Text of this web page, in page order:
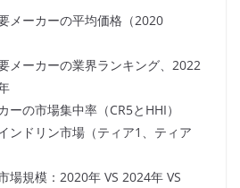
メーカーの平均価格（2020
メーカーの業界ランキング、2022
ーの市場集中率（CR5とHHI）
ンドリン市場（ティア1、ティア
場規模：2020年 VS 2024年 VS